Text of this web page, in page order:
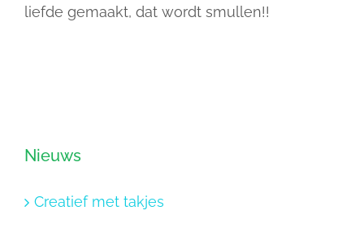
liefde gemaakt, dat wordt smullen!!
Nieuws
Creatief met takjes